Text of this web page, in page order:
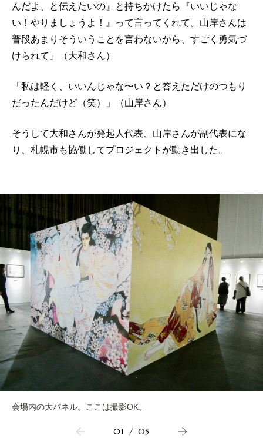
んだよ、と伝えたいの』と持ちかけたら『いいじゃな
い！やりましょうよ！』って言ってくれて。山岸さんは
普段あまりそういうことを言わないから、すごく勇気づ
けられて」（大和さん）
「私は軽く、いいんじゃな〜い？と答えただけのつもり
だったんだけど（笑）」（山岸さん）
そうして大和さんが発起人代表、山岸さんが副代表にな
り、札幌市も協働してプロジェクトが動き出した。
会場内の大パネル。ここは撮影OK。
01 / 05